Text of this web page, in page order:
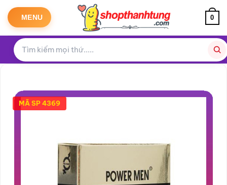
qua
dung
MENU 0
MÃ SP 4369